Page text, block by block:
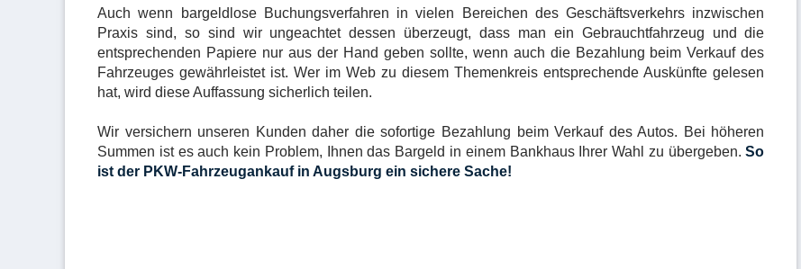
Auch wenn bargeldlose Buchungsverfahren in vielen Bereichen des Geschäftsverkehrs inzwischen
Praxis sind, so sind wir ungeachtet dessen überzeugt, dass man ein Gebrauchtfahrzeug und die
entsprechenden Papiere nur aus der Hand geben sollte, wenn auch die Bezahlung beim Verkauf des
Fahrzeuges gewährleistet ist. Wer im Web zu diesem Themenkreis entsprechende Auskünfte gelesen
hat, wird diese Auffassung sicherlich teilen.
Wir versichern unseren Kunden daher die sofortige Bezahlung beim Verkauf des Autos. Bei höheren
Summen ist es auch kein Problem, Ihnen das Bargeld in einem Bankhaus Ihrer Wahl zu übergeben.So
ist der PKW-Fahrzeugankauf in Augsburg ein sichere Sache!